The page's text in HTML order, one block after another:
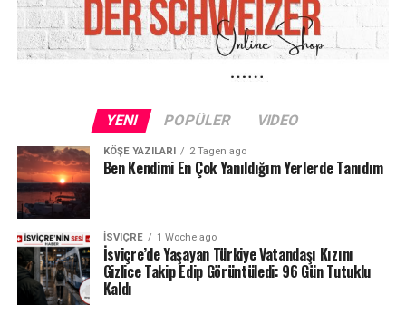
Bir yıl önce de şikâyet edildiği iddiası
Olayın dikkat çeken bir başka yönü ise otel yetkililerinin
polise verdiği bilgi oldu. Haberlere göre yaklaşık bir yıl
dokunuşlarından şikâyet etmişti.
Ancak o dönemde şikâyetin herhangi bir ciddi yaptırımla
sonuçlanmadığı ileri sürüldü. Önceki şikâyet ile son olay
arasında bağlantı bulunup bulunmadığı da
soruşturuluyor.
YENI POPÜLER VIDEO
KÖŞE YAZILARI 2 Tagen ago
Ben Kendimi En Çok Yanıldığım Yerlerde Tanıdım
İSVIÇRE 1 Woche ago
İsviçre’de Yaşayan Türkiye Vatandaşı Kızını
Gizlice Takip Edip Görüntüledi: 96 Gün Tutuklu
Kaldı